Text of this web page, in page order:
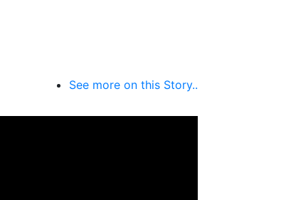
See more on this Story..